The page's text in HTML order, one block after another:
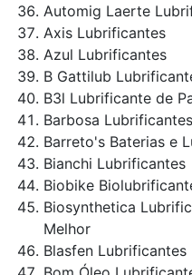
Automig Laerte
Axis Lubrificantes
Azul Lubrificantes
B Gattilub
B3l Lubrificante de
Barbosa
Barreto's Baterias e
Bianchi Lubrificantes
Biobike
Biosynthetica
Melhor
Blasfen Lubrificantes